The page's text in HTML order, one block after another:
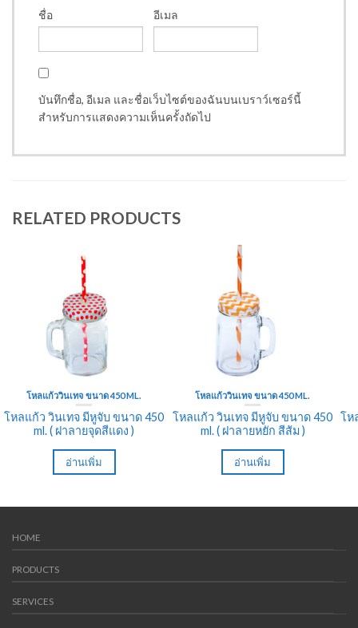
ชื่อ อีเมล
บันทึกชื่อ, อีเมล และชื่อเว็บไซต์ของฉันบนเบราว์เซอร์นี้
สำหรับการแสดงความเห็นครั้งถัดไป
RELATED PRODUCTS
โหลแก้ววินเทจ ขนาด 450 ML.
โหลแก้ว วินเทจ มีหูจับ ขนาด 450
ml. ( ฝาลายจุดสีแดง )
อ่านเพิ่ม
โหลแก้ววินเทจ ขนาด 450 ML.
โหลแก้ว วินเทจ มีหูจับ ขนาด 450
ml. ( ฝาลายหยัก สีส้ม )
อ่านเพิ่ม
โห
HOME
PRODUCTS
SERVICES